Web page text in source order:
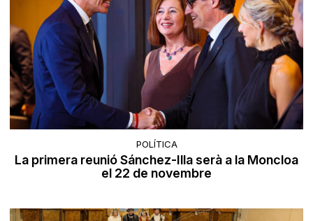
POLÍTICA
La primera reunió Sánchez-Illa serà a la Moncloa
el 22 de novembre